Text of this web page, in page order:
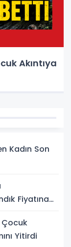
Akıntıya
Kadın Son
Fiyatına
Çocuk
Yitirdi